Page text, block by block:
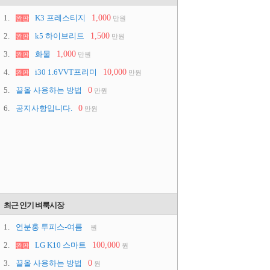
1. 완판 K3 프레스티지 1,000 만원
2. 완판 k5 하이브리드 1,500 만원
3. 완판 화물 1,000 만원
4. 완판 i30 1.6VVT프리미 10,000 만원
5. 끌올 사용하는 방법 0 만원
6. 공지사항입니다. 0 만원
최근 인기 벼룩시장
1. 연분홍 투피스-여름 원
2. 완판 LG K10 스마트 100,000 원
3. 끌올 사용하는 방법 0 원